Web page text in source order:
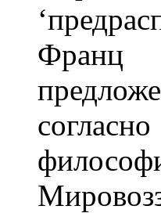
Франц